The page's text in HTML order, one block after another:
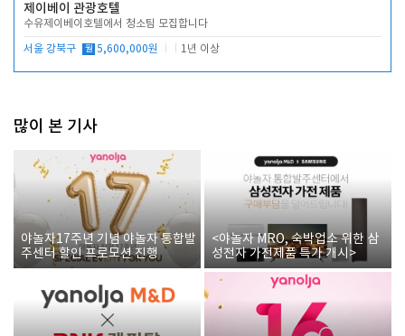
제이베이 관광호텔
수유제이베이호텔에서 청소팀 모집합니다
서울 강북구 월 5,600,000원 1년 이상
많이 본 기사
야놀자17주년 기념 야놀자 통합발
주센터 할인 프로모션 진행
<야놀자 MRO, 숙박업소 위한 삼
성전자 가전제품 특가 개시>